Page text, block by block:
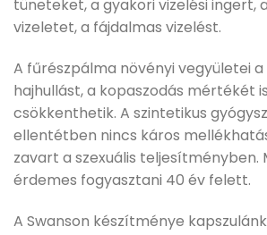
tüneteket, a gyakori vizelési ingert,
vizeletet, a fájdalmas vizelést.
A fűrészpálma növényi vegyületei
hajhullást, a kopaszodás mértékét
csökkenthetik. A szintetikus
ellentétben nincs káros
zavart a szexuális teljesítményben.
érdemes fogyasztani 40 év felett.
A Swanson készítménye